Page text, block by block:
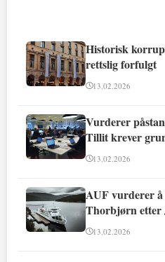
Historisk
rettslig forfulgt
13.02.2026
Vurderer
Tillit krever
13.02.2026
AUF vurderer å
Thorbjørn etter
13.02.2026